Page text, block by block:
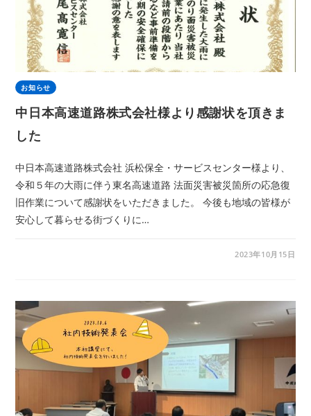
お知らせ
中日本高速道路株式会社様より感謝状を頂きま
した
中日本高速道路株式会社 浜松保全・サービスセンター様より、
令和５年の大雨に伴う東名高速道路 法面災害被災箇所の応急復
旧作業について感謝状をいただきました。 今後も地域の皆様が
安心して暮らせる街づくりに…
2023年10月15日